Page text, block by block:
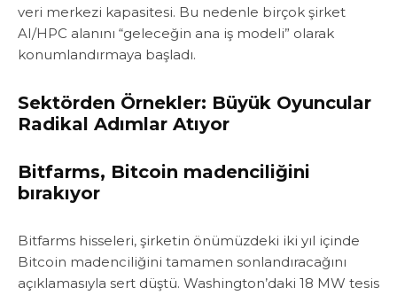
veri merkezi kapasitesi. Bu nedenle birçok şirket
AI/HPC alanını “geleceğin ana iş modeli” olarak
konumlandırmaya başladı.‎‎‎
Sektörden Örnekler: Büyük Oyuncular
Radikal Adımlar Atıyor‎‎
Bitfarms, Bitcoin madenciliğini
bırakıyor
‎‎Bitfarms hisseleri, şirketin önümüzdeki iki yıl içinde
Bitcoin madenciliğini tamamen sonlandıracağını
açıklamasıyla sert düştü.‎‎ Washington’daki 18 MW tesis